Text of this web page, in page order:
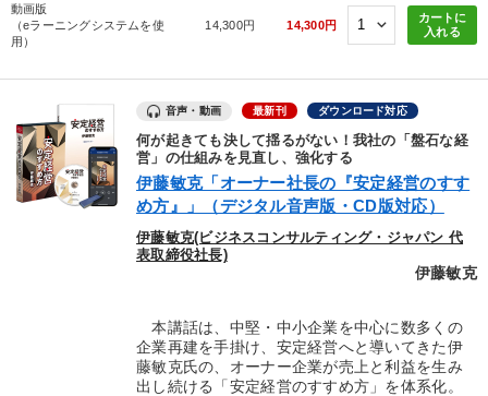
動画版
（eラーニングシステムを使
用）
14,300円 14,300円
カートに
入れる
音声・動画 最新刊 ダウンロード対応
何が起きても決して揺るがない！我社の「盤石な経
営」の仕組みを見直し、強化する
伊藤敏克「オーナー社長の『安定経営のすす
め方』」（デジタル音声版・CD版対応）
伊藤敏克(ビジネスコンサルティング・ジャパン 代
表取締役社長)
伊藤敏克
本講話は、中堅・中小企業を中心に数多くの
企業再建を手掛け、安定経営へと導いてきた伊
藤敏克氏の、オーナー企業が売上と利益を生み
出し続ける「安定経営のすすめ方」を体系化。